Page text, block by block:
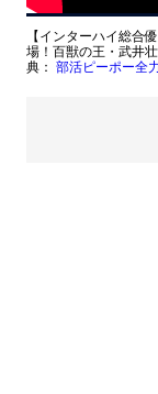
【インターハイ総合
場！百獣の王・武井
典： 部活ピーポー全